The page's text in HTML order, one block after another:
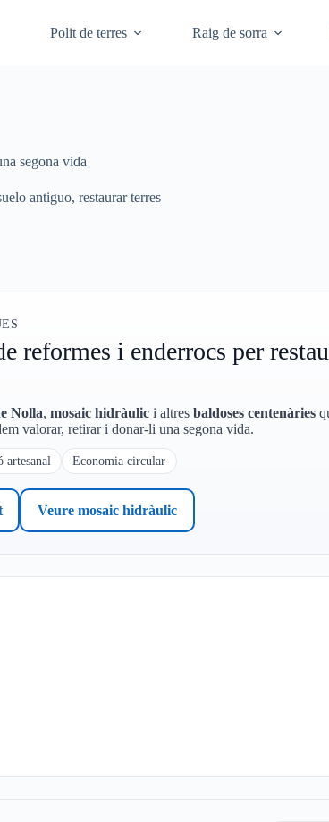
Polit de terres
Raig de sorra
segona vida
antiguo, restaurar terres
reformes i enderrocs per
Nolla, mosaic hidràulic i altres baldoses centenàries
valorar, retirar i donar-li una segona vida.
artesanal Economia circular
Veure mosaic hidràulic